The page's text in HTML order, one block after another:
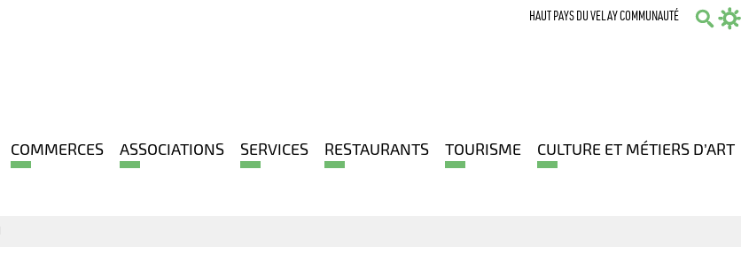
HAUT PAYS DU VELAY COMMUNAUTÉ
COMMERCES ASSOCIATIONS SERVICES RESTAURANTS TOURISME CULTURE ET MÉTIERS D’ART